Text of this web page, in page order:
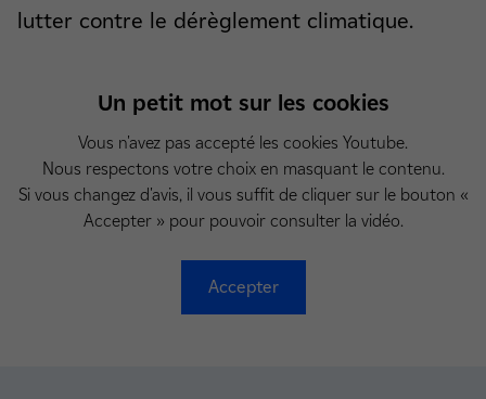
lutter contre le dérèglement climatique.
Un petit mot sur les cookies
Vous n'avez pas accepté les cookies Youtube.
Nous respectons votre choix en masquant le contenu.
Si vous changez d'avis, il vous suffit de cliquer sur le bouton «
Accepter » pour pouvoir consulter la vidéo.
Accepter